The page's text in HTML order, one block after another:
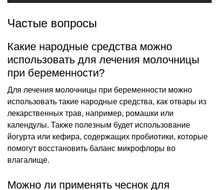
Частые вопросы
Какие народные средства можно
использовать для лечения молочницы
при беременности?
Для лечения молочницы при беременности можно
использовать такие народные средства, как отвары из
лекарственных трав, например, ромашки или
календулы. Также полезным будет использование
йогурта или кефира, содержащих пробиотики, которые
помогут восстановить баланс микрофлоры во
влагалище.
Можно ли применять чеснок для